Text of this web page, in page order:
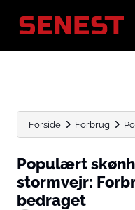
Forside Forbrug
Populært
stormvejr:
bedraget